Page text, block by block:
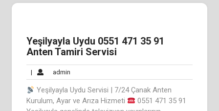
Yeşilyayla Uydu 0551 471 35 91
Anten Tamiri Servisi
| admin
Yeşilyayla Uydu Servisi | 7/24 Çanak Anten
Kurulum, Ayar ve Arıza Hizmeti
0551 471 35 91